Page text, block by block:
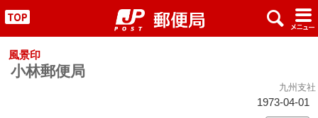
" x #
風景印
小林郵便局
九州支社
1973-04-01